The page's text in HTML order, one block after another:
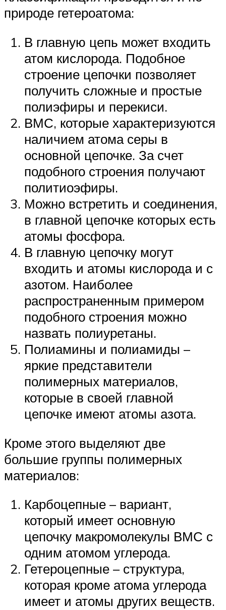
природе гетероатома:
В главную цепь может входить
атом кислорода. Подобное
строение цепочки позволяет
получить сложные и простые
полиэфиры и перекиси.
ВМС, которые характеризуются
наличием атома серы в
основной цепочке. За счет
подобного строения получают
политиоэфиры.
Можно встретить и соединения,
в главной цепочке которых есть
атомы фосфора.
В главную цепочку могут
входить и атомы кислорода и с
азотом. Наиболее
распространенным примером
подобного строения можно
назвать полиуретаны.
Полиамины и полиамиды –
яркие представители
полимерных материалов,
которые в своей главной
цепочке имеют атомы азота.
Кроме этого выделяют две
большие группы полимерных
материалов:
Карбоцепные – вариант,
который имеет основную
цепочку макромолекулы ВМС с
одним атомом углерода.
Гетероцепные – структура,
которая кроме атома углерода
имеет и атомы других веществ.